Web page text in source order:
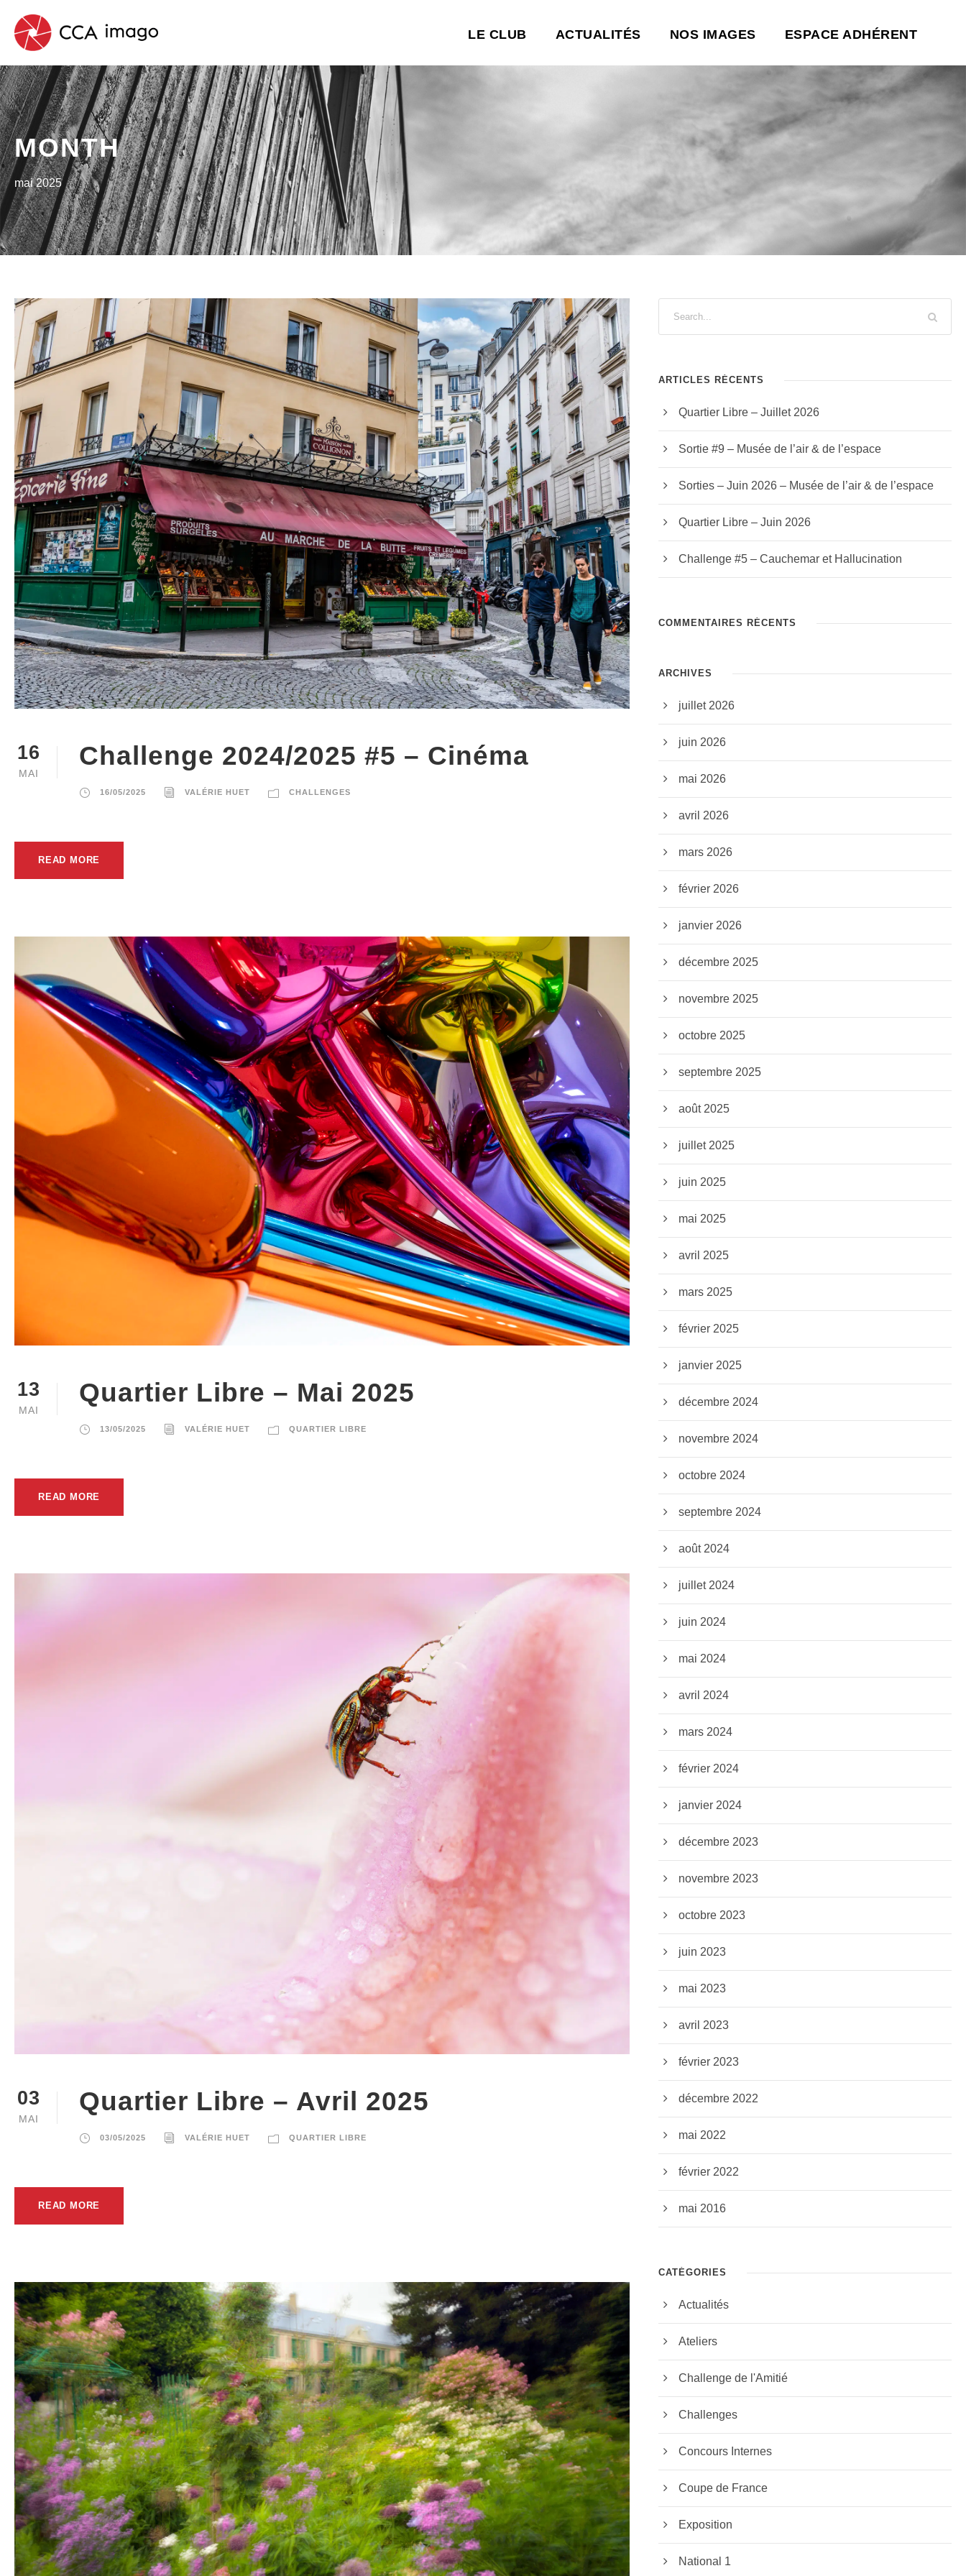
LE CLUB ACTUALITÉS NOS IMAGES ESPACE ADHÉRENT
MONTH
mai 2025
16
MAI
Challenge 2024/2025 #5 – Cinéma
16/05/2025 VALÉRIE HUET CHALLENGES
READ MORE
13
MAI
Quartier Libre – Mai 2025
13/05/2025 VALÉRIE HUET QUARTIER LIBRE
READ MORE
03
MAI
Quartier Libre – Avril 2025
03/05/2025 VALÉRIE HUET QUARTIER LIBRE
READ MORE
ARTICLES RÉCENTS
Quartier Libre – Juillet 2026
Sortie #9 – Musée de l’air & de l’espace
Sorties – Juin 2026 – Musée de l’air & de l’espace
Quartier Libre – Juin 2026
Challenge #5 – Cauchemar et Hallucination
COMMENTAIRES RÉCENTS
ARCHIVES
juillet 2026
juin 2026
mai 2026
avril 2026
mars 2026
février 2026
janvier 2026
décembre 2025
novembre 2025
octobre 2025
septembre 2025
août 2025
juillet 2025
juin 2025
mai 2025
avril 2025
mars 2025
février 2025
janvier 2025
décembre 2024
novembre 2024
octobre 2024
septembre 2024
août 2024
juillet 2024
juin 2024
mai 2024
avril 2024
mars 2024
février 2024
janvier 2024
décembre 2023
novembre 2023
octobre 2023
juin 2023
mai 2023
avril 2023
février 2023
décembre 2022
mai 2022
février 2022
mai 2016
CATÉGORIES
Actualités
Ateliers
Challenge de l'Amitié
Challenges
Concours Internes
Coupe de France
Exposition
National 1